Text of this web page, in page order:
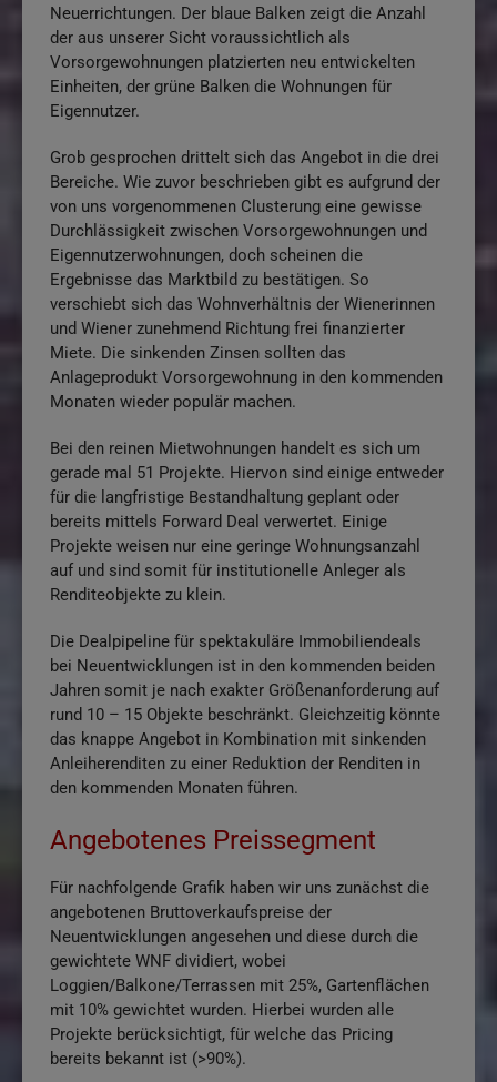
Neuerrichtungen. Der blaue Balken zeigt die Anzahl
der aus unserer Sicht voraussichtlich als
Vorsorgewohnungen platzierten neu entwickelten
Einheiten, der grüne Balken die Wohnungen für
Eigennutzer.
Grob gesprochen drittelt sich das Angebot in die drei
Bereiche. Wie zuvor beschrieben gibt es aufgrund der
von uns vorgenommenen Clusterung eine gewisse
Durchlässigkeit zwischen Vorsorgewohnungen und
Eigennutzerwohnungen, doch scheinen die
Ergebnisse das Marktbild zu bestätigen. So
verschiebt sich das Wohnverhältnis der Wienerinnen
und Wiener zunehmend Richtung frei finanzierter
Miete. Die sinkenden Zinsen sollten das
Anlageprodukt Vorsorgewohnung in den kommenden
Monaten wieder populär machen.
Bei den reinen Mietwohnungen handelt es sich um
gerade mal 51 Projekte. Hiervon sind einige entweder
für die langfristige Bestandhaltung geplant oder
bereits mittels Forward Deal verwertet. Einige
Projekte weisen nur eine geringe Wohnungsanzahl
auf und sind somit für institutionelle Anleger als
Renditeobjekte zu klein.
Die Dealpipeline für spektakuläre Immobiliendeals
bei Neuentwicklungen ist in den kommenden beiden
Jahren somit je nach exakter Größenanforderung auf
rund 10 – 15 Objekte beschränkt. Gleichzeitig könnte
das knappe Angebot in Kombination mit sinkenden
Anleiherenditen zu einer Reduktion der Renditen in
den kommenden Monaten führen.
Angebotenes Preissegment
Für nachfolgende Grafik haben wir uns zunächst die
angebotenen Bruttoverkaufspreise der
Neuentwicklungen angesehen und diese durch die
gewichtete WNF dividiert, wobei
Loggien/Balkone/Terrassen mit 25%, Gartenflächen
mit 10% gewichtet wurden. Hierbei wurden alle
Projekte berücksichtigt, für welche das Pricing
bereits bekannt ist (>90%).